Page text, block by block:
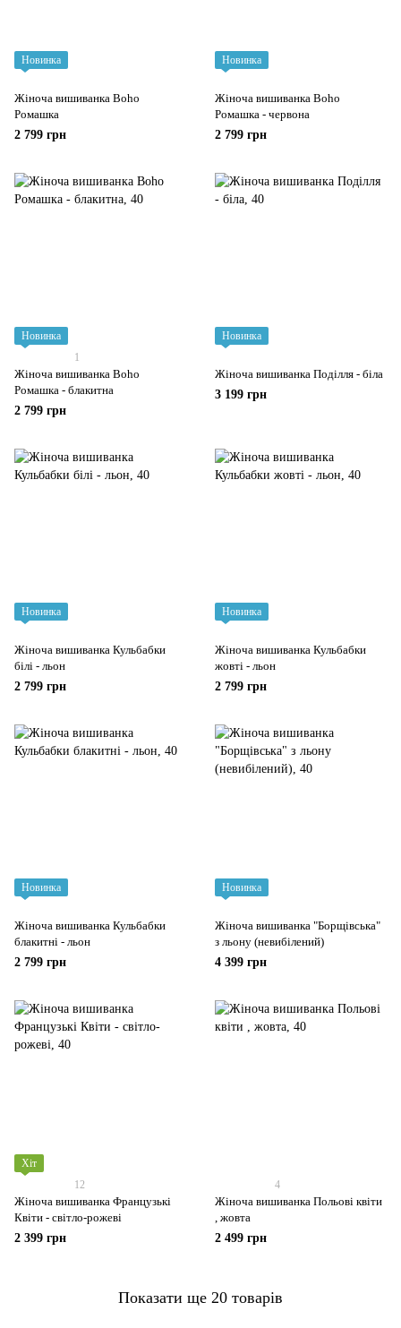
Новинка
Жіноча вишиванка Boho
Ромашка
2 799 грн
Новинка
Жіноча вишиванка Boho
Ромашка - червона
2 799 грн
Новинка
1
Жіноча вишиванка Boho
Ромашка - блакитна
2 799 грн
Новинка
Жіноча вишиванка Поділля - біла
3 199 грн
Новинка
Жіноча вишиванка Кульбабки
білі - льон
2 799 грн
Новинка
Жіноча вишиванка Кульбабки
жовті - льон
2 799 грн
Новинка
Жіноча вишиванка Кульбабки
блакитні - льон
2 799 грн
Новинка
Жіноча вишиванка "Борщівська"
з льону (невибілений)
4 399 грн
Хіт
12
Жіноча вишиванка Французькі
Квіти - світло-рожеві
2 399 грн
4
Жіноча вишиванка Польові квіти
, жовта
2 499 грн
Показати ще 20 товарів